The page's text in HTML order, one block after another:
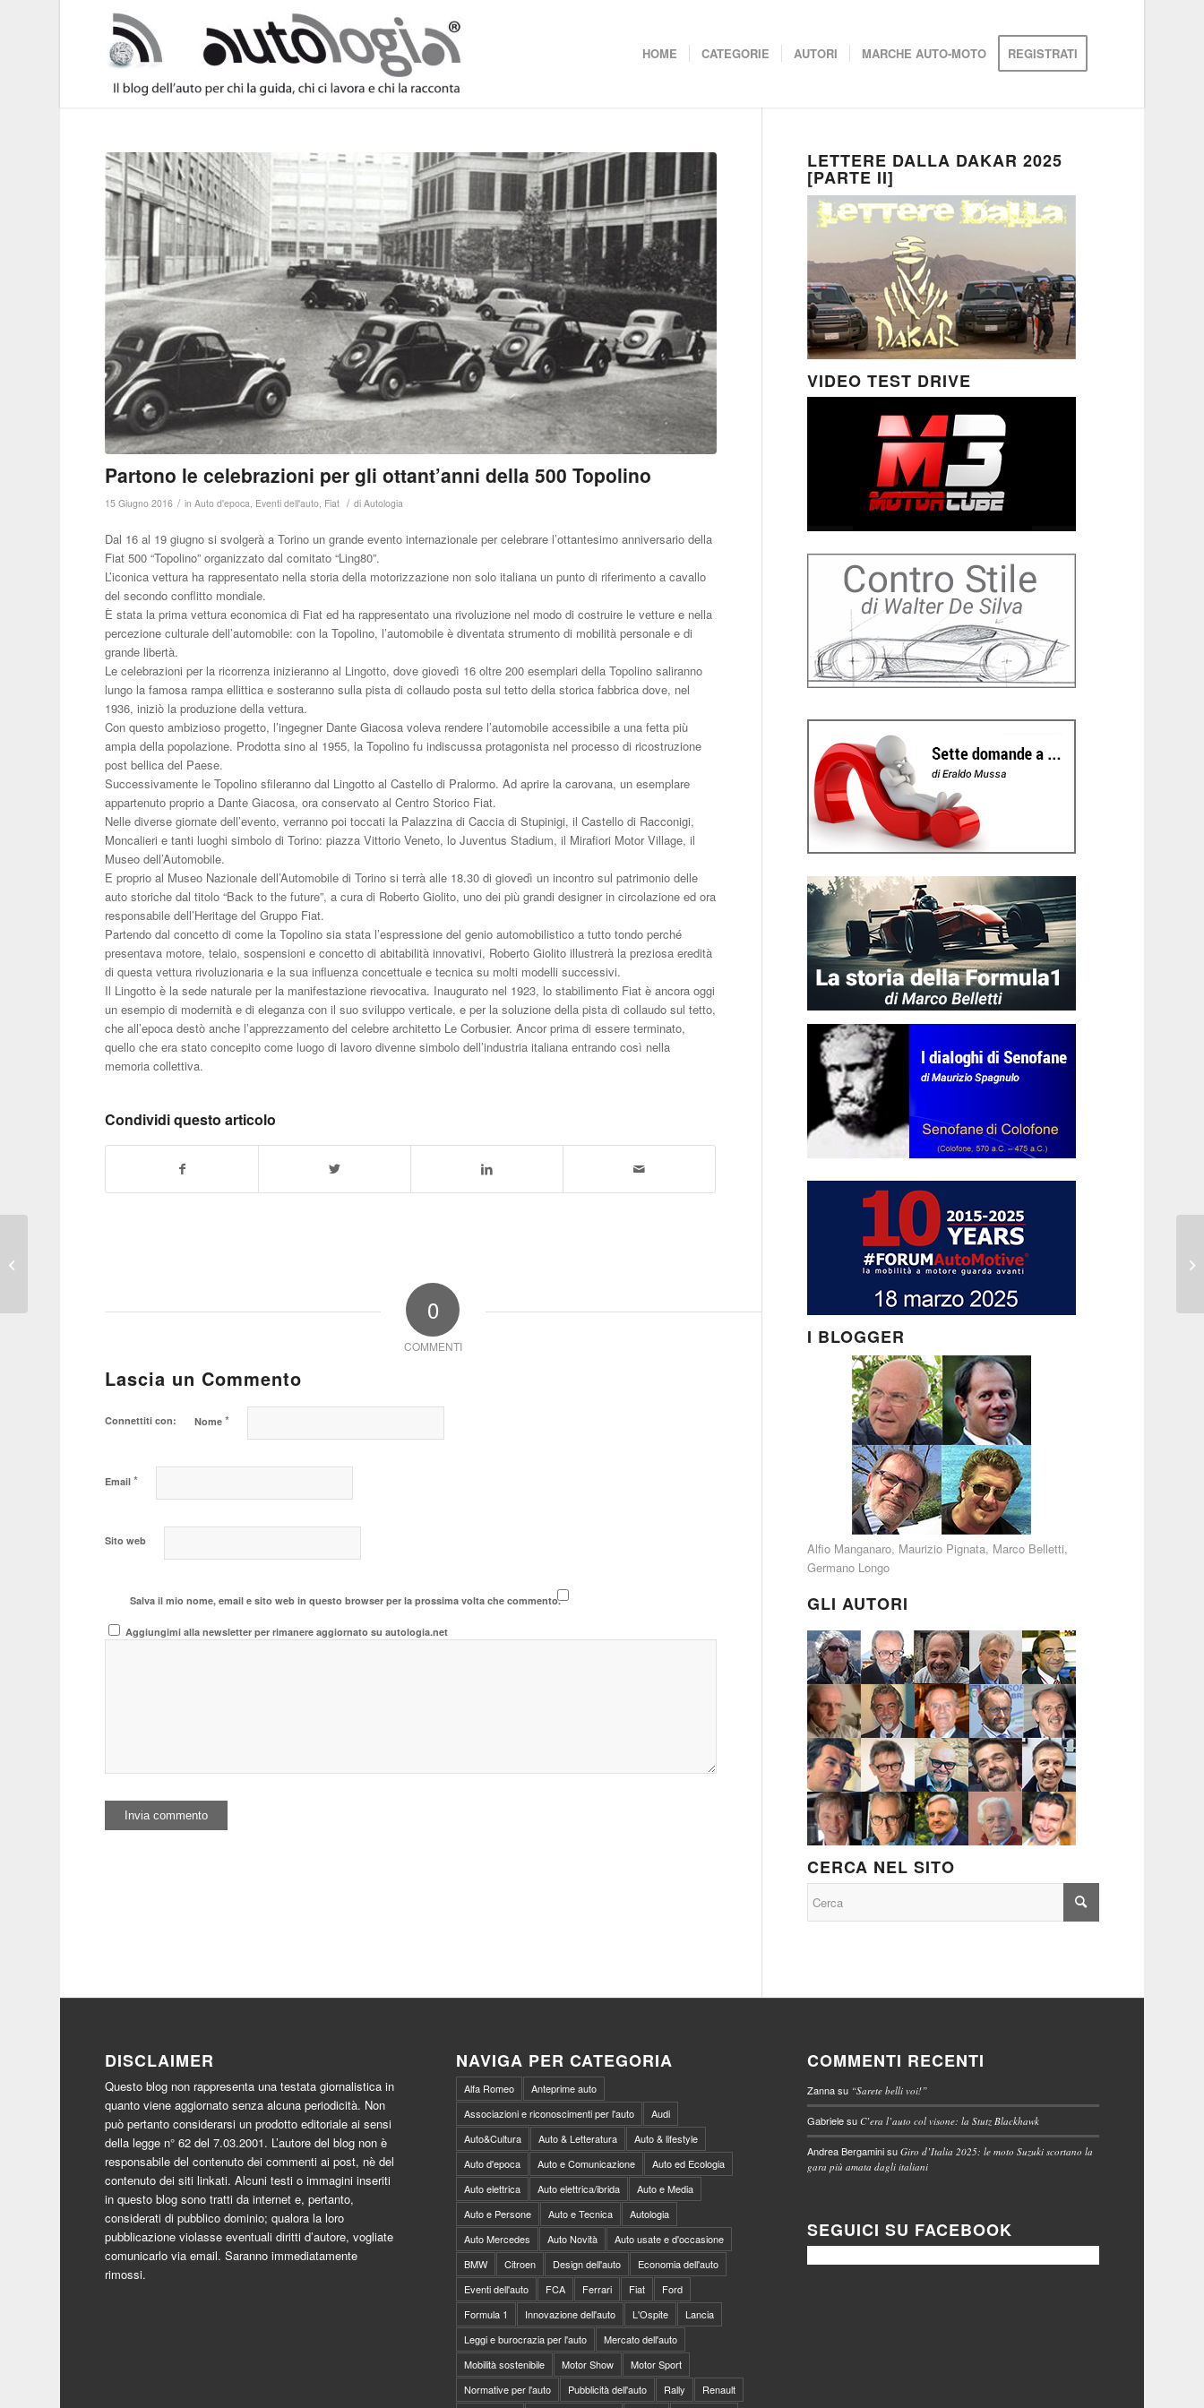
HOME CATEGORIE AUTORI MARCHE AUTO-MOTO REGISTRATI
Partono le celebrazioni per gli ottant’anni della 500 Topolino
15 Giugno 2016 / inAuto d'epoca Eventi dell'auto Fiat / diAutologia
Dal 16 al 19 giugno si svolgerà a Torino un grande evento internazionale per celebrare l’ottantesimo anniversario della
Fiat 500 “Topolino” organizzato dal comitato “Ling80”.
L’iconica vettura ha rappresentato nella storia della motorizzazione non solo italiana un punto di riferimento a cavallo
del secondo conflitto mondiale.
È stata la prima vettura economica di Fiat ed ha rappresentato una rivoluzione nel modo di costruire le vetture e nella
percezione culturale dell’automobile: con la Topolino, l’automobile è diventata strumento di mobilità personale e di
grande libertà.
Le celebrazioni per la ricorrenza inizieranno al Lingotto, dove giovedì 16 oltre 200 esemplari della Topolino saliranno
lungo la famosa rampa ellittica e sosteranno sulla pista di collaudo posta sul tetto della storica fabbrica dove, nel
1936, iniziò la produzione della vettura.
Con questo ambizioso progetto, l’ingegner Dante Giacosa voleva rendere l’automobile accessibile a una fetta più
ampia della popolazione. Prodotta sino al 1955, la Topolino fu indiscussa protagonista nel processo di ricostruzione
post bellica del Paese.
Successivamente le Topolino sfileranno dal Lingotto al Castello di Pralormo. Ad aprire la carovana, un esemplare
appartenuto proprio a Dante Giacosa, ora conservato al Centro Storico Fiat.
Nelle diverse giornate dell’evento, verranno poi toccati la Palazzina di Caccia di Stupinigi, il Castello di Racconigi,
Moncalieri e tanti luoghi simbolo di Torino: piazza Vittorio Veneto, lo Juventus Stadium, il Mirafiori Motor Village, il
Museo dell’Automobile.
E proprio al Museo Nazionale dell’Automobile di Torino si terrà alle 18.30 di giovedì un incontro sul patrimonio delle
auto storiche dal titolo “Back to the future”, a cura di Roberto Giolito, uno dei più grandi designer in circolazione ed ora
responsabile dell’Heritage del Gruppo Fiat.
Partendo dal concetto di come la Topolino sia stata l’espressione del genio automobilistico a tutto tondo perché
presentava motore, telaio, sospensioni e concetto di abitabilità innovativi, Roberto Giolito illustrerà la preziosa eredità
di questa vettura rivoluzionaria e la sua influenza concettuale e tecnica su molti modelli successivi.
Il Lingotto è la sede naturale per la manifestazione rievocativa. Inaugurato nel 1923, lo stabilimento Fiat è ancora oggi
un esempio di modernità e di eleganza con il suo sviluppo verticale, e per la soluzione della pista di collaudo sul tetto,
che all’epoca destò anche l’apprezzamento del celebre architetto Le Corbusier. Ancor prima di essere terminato,
quello che era stato concepito come luogo di lavoro divenne simbolo dell’industria italiana entrando così nella
memoria collettiva.
Condividi questo articolo
0
COMMENTI
Lascia un Commento
Connettiti con: Nome*
Email*
Sito web
Salva il mio nome, email e sito web in questo browser per la prossima volta che commento.
Aggiungimi alla newsletter per rimanere aggiornato su autologia.net
LETTERE DALLA DAKAR 2025
[PARTE II]
VIDEO TEST DRIVE
I BLOGGER
Alfio Manganaro, Maurizio Pignata, Marco Belletti,
Germano Longo
GLI AUTORI
CERCA NEL SITO
DISCLAIMER
Questo blog non rappresenta una testata giornalistica in
quanto viene aggiornato senza alcuna periodicità. Non
può pertanto considerarsi un prodotto editoriale ai sensi
della legge n° 62 del 7.03.2001. L’autore del blog non è
responsabile del contenuto dei commenti ai post, nè del
contenuto dei siti linkati. Alcuni testi o immagini inseriti
in questo blog sono tratti da internet e, pertanto,
considerati di pubblico dominio; qualora la loro
pubblicazione violasse eventuali diritti d’autore, vogliate
comunicarlo via email. Saranno immediatamente
rimossi.
NAVIGA PER CATEGORIA
Alfa Romeo
Anteprime auto
Associazioni e riconoscimenti per l'auto
Audi
Auto&Cultura
Auto & Letteratura
Auto & lifestyle
Auto d'epoca
Auto e Comunicazione
Auto ed Ecologia
Auto elettrica
Auto elettrica/ibrida
Auto e Media
Auto e Persone
Auto e Tecnica
Autologia
Auto Mercedes
Auto Novità
Auto usate e d'occasione
BMW
Citroen Design dell'auto
Economia dell'auto
Eventi dell'auto
FCA Ferrari Fiat
Ford
Formula 1
Innovazione dell'auto L'Ospite
Lancia
Leggi e burocrazia per l'auto
Mercato dell'auto
Mobilità sostenibile
Motor Show
Motor Sport
Normative per l'auto
Pubblicità dell'auto Rally
Renault
COMMENTI RECENTI
Zannasu “Sarete belli voi!”
GabrielesuC’era l’auto col visone: la Stutz Blackhawk
Andrea BergaminisuGiro d’Italia 2025: le moto Suzuki scortano la
gara più amata dagli italiani
SEGUICI SU FACEBOOK